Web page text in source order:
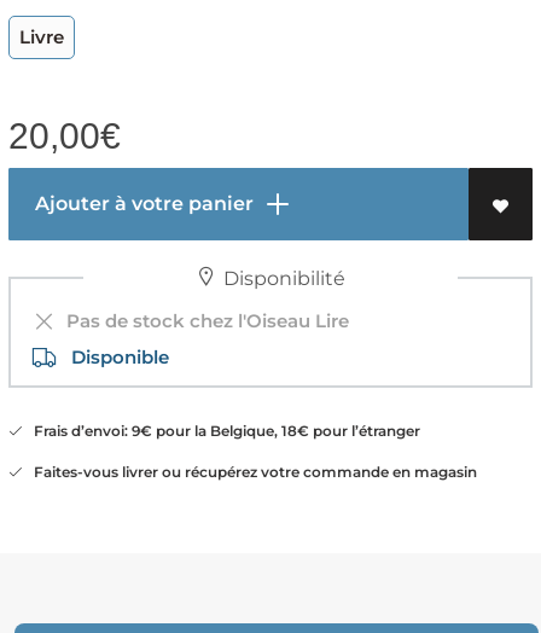
Livre
20,00€
Ajouter à votre panier
Disponibilité
Pas de stock chez l'Oiseau Lire
Disponible
Frais d’envoi: 9€ pour la Belgique, 18€ pour l’étranger
Faites-vous livrer ou récupérez votre commande en magasin